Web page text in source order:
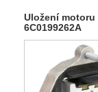
Uložení motoru
6C0199262A